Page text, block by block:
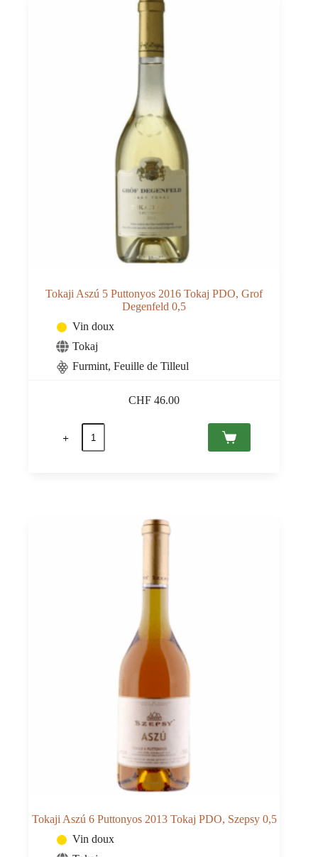
Tokaji Aszú 5 Puttonyos 2016 Tokaj PDO, Grof
Degenfeld 0,5
Vin doux
Tokaj
Furmint, Feuille de Tilleul
CHF 46.00
quantité
Tokaji
Tokaji Aszú 6 Puttonyos 2013 Tokaj PDO, Szepsy 0,5
Vin doux